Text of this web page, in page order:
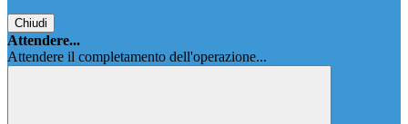
Chiudi
Attendere...
Attendere il completamento dell'operazione...